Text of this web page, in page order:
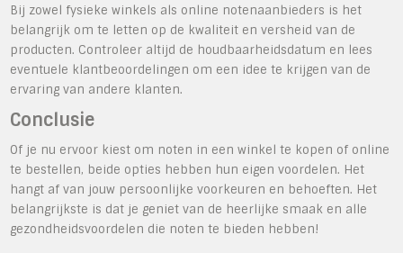
Bij zowel fysieke winkels als online notenaanbieders is het
belangrijk om te letten op de kwaliteit en versheid van de
producten. Controleer altijd de houdbaarheidsdatum en lees
eventuele klantbeoordelingen om een idee te krijgen van de
ervaring van andere klanten.
Conclusie
Of je nu ervoor kiest om noten in een winkel te kopen of online
te bestellen, beide opties hebben hun eigen voordelen. Het
hangt af van jouw persoonlijke voorkeuren en behoeften. Het
belangrijkste is dat je geniet van de heerlijke smaak en alle
gezondheidsvoordelen die noten te bieden hebben!